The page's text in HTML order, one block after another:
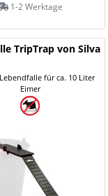
1-2 Werktage
TripTrap von Silva
für ca. 10 Liter
Eimer